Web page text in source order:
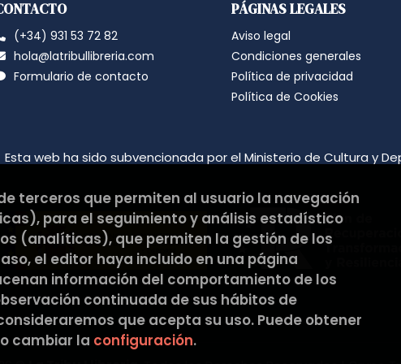
suprimirán con medidas de
Destinatarios: no se cederán a
Derechos que asisten al Usuario:
a) Derecho a retirar el
portabilidad de los datos
datos y a la limitación u
ambos con la fotocopia del DNI
Dirección electrónica:
Si desea ampliar información
hacerlo en el siguiente enlace:
(+34) 931 53 72 82
hola@latribullibreria.com
Formulario de contacto
PÁGINAS LEGALES
Aviso legal
Condiciones generales
Política de privacidad
Política de Cookies
Esta web ha sido subvencionada por el Ministerio de Cultura y
terceros que permiten al usuario la navegación
para el seguimiento y análisis estadístico
(analíticas), que permiten la gestión de los
el editor haya incluido en una página
información del comportamiento de los
continuada de sus hábitos de
que acepta su uso. Puede obtener
o cambiar la configuración.